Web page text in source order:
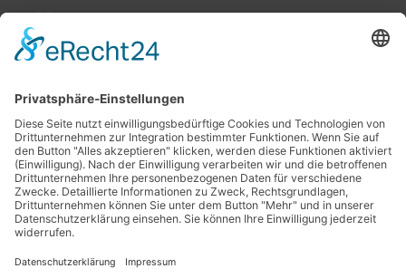
Home
Über uns
Ausbildung
Termine
Links